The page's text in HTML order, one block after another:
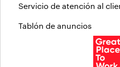
Servicio de atención al
Tablón de anuncios